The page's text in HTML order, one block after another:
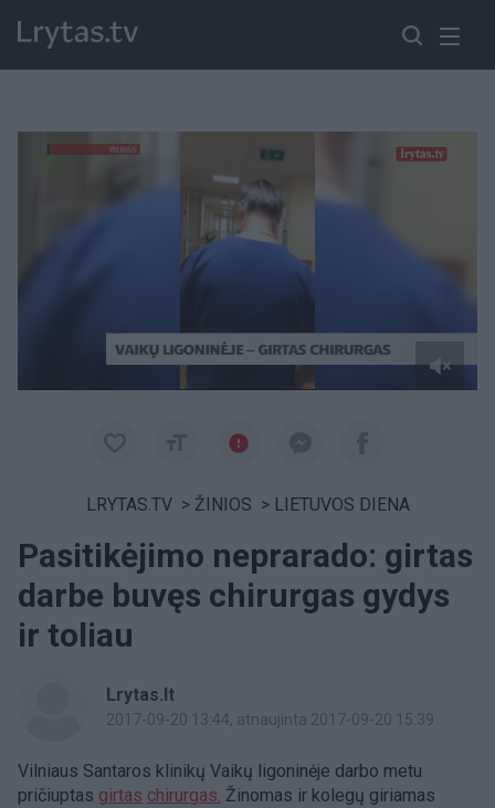
LRYTAS.TV > ŽINIOS > LIETUVOS DIENA
Pasitikėjimo neprarado: girtas
darbe buvęs chirurgas gydys
ir toliau
Lrytas.lt
2017-09-20 13:44, atnaujinta 2017-09-20 15:39
Vilniaus Santaros klinikų Vaikų ligoninėje darbo metu
pričiuptas girtas chirurgas. Žinomas ir kolegų giriamas